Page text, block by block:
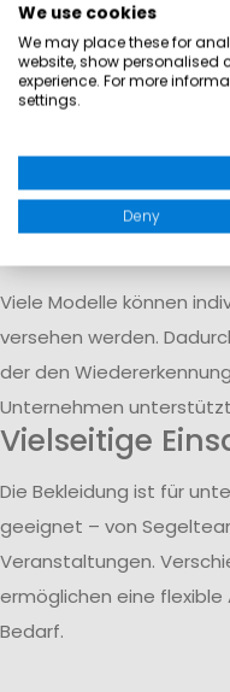
einheitlichen
Jacken, Blousons und
Sie eignen sich für den
Events und den
Viele Modelle können
versehen werden.
der den
Unternehmen
Vielseitige
Die Bekleidung ist für
geeignet – von
Veranstaltungen.
ermöglichen eine flexible
Bedarf.
We use cookies
We may place these for
website, show personalised
experience. For more
settings.
Deny